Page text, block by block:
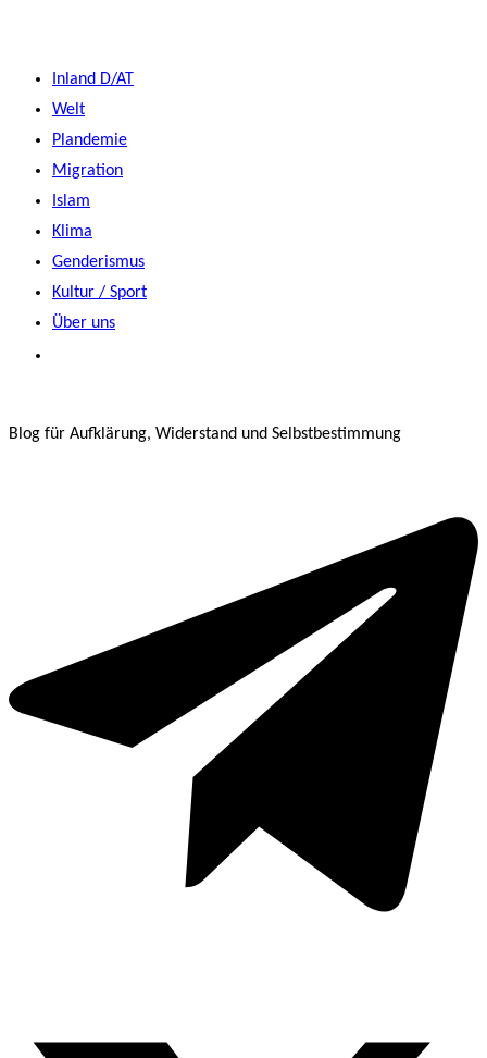
Inland D/AT
Welt
Plandemie
Migration
Islam
Klima
Genderismus
Kultur / Sport
Über uns
Blog für Aufklärung, Widerstand und Selbstbestimmung